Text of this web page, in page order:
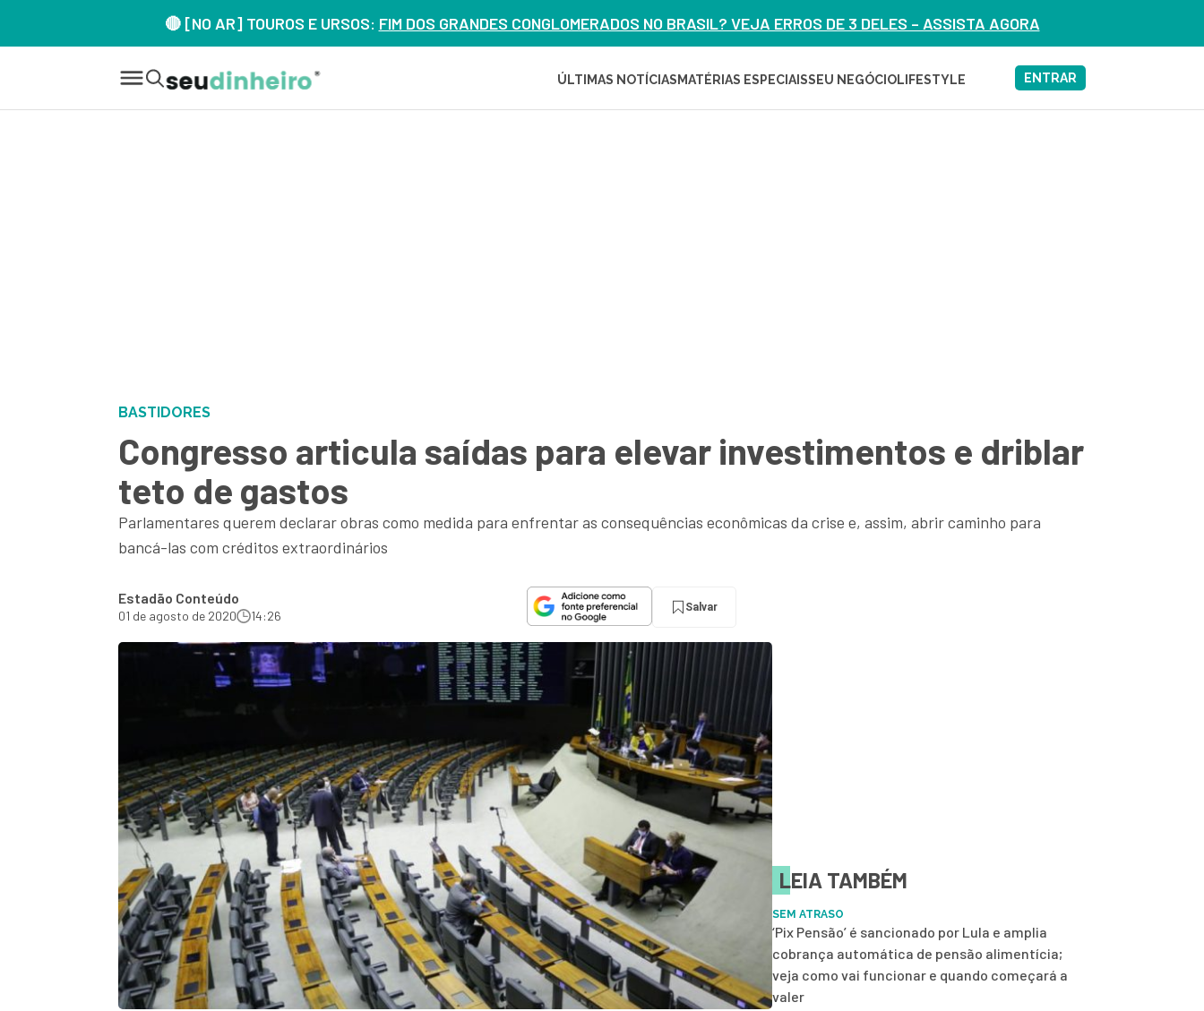
🔴 [NO AR] TOUROS E URSOS: FIM DOS GRANDES CONGLOMERADOS NO BRASIL? VEJA ERROS DE 3 DELES – ASSISTA AGORA
ÚLTIMAS NOTÍCIAS MATÉRIAS ESPECIAISSEU NEGÓCIOLIFESTYLE ENTRAR
BASTIDORES
Congresso articula saídas para elevar investimentos e driblar
teto de gastos
Parlamentares querem declarar obras como medida para enfrentar as consequências econômicas da crise e, assim, abrir caminho para
bancá-las com créditos extraordinários
Estadão Conteúdo
01 de agosto de 2020 14:26
Salvar
LEIA TAMBÉM
SEM ATRASO
‘Pix Pensão’ é sancionado por Lula e amplia
cobrança automática de pensão alimentícia;
veja como vai funcionar e quando começará a
valer